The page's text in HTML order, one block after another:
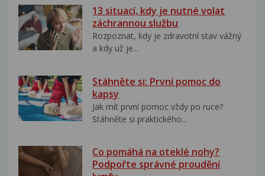
13 situací, kdy je nutné volat
záchrannou službu
Rozpoznat, kdy je zdravotní stav vážný
a kdy už je...
Stáhněte si: První pomoc do
kapsy
Jak mít první pomoc vždy po ruce?
Stáhněte si praktického...
Co pomáhá na oteklé nohy?
Podpořte správné proudění